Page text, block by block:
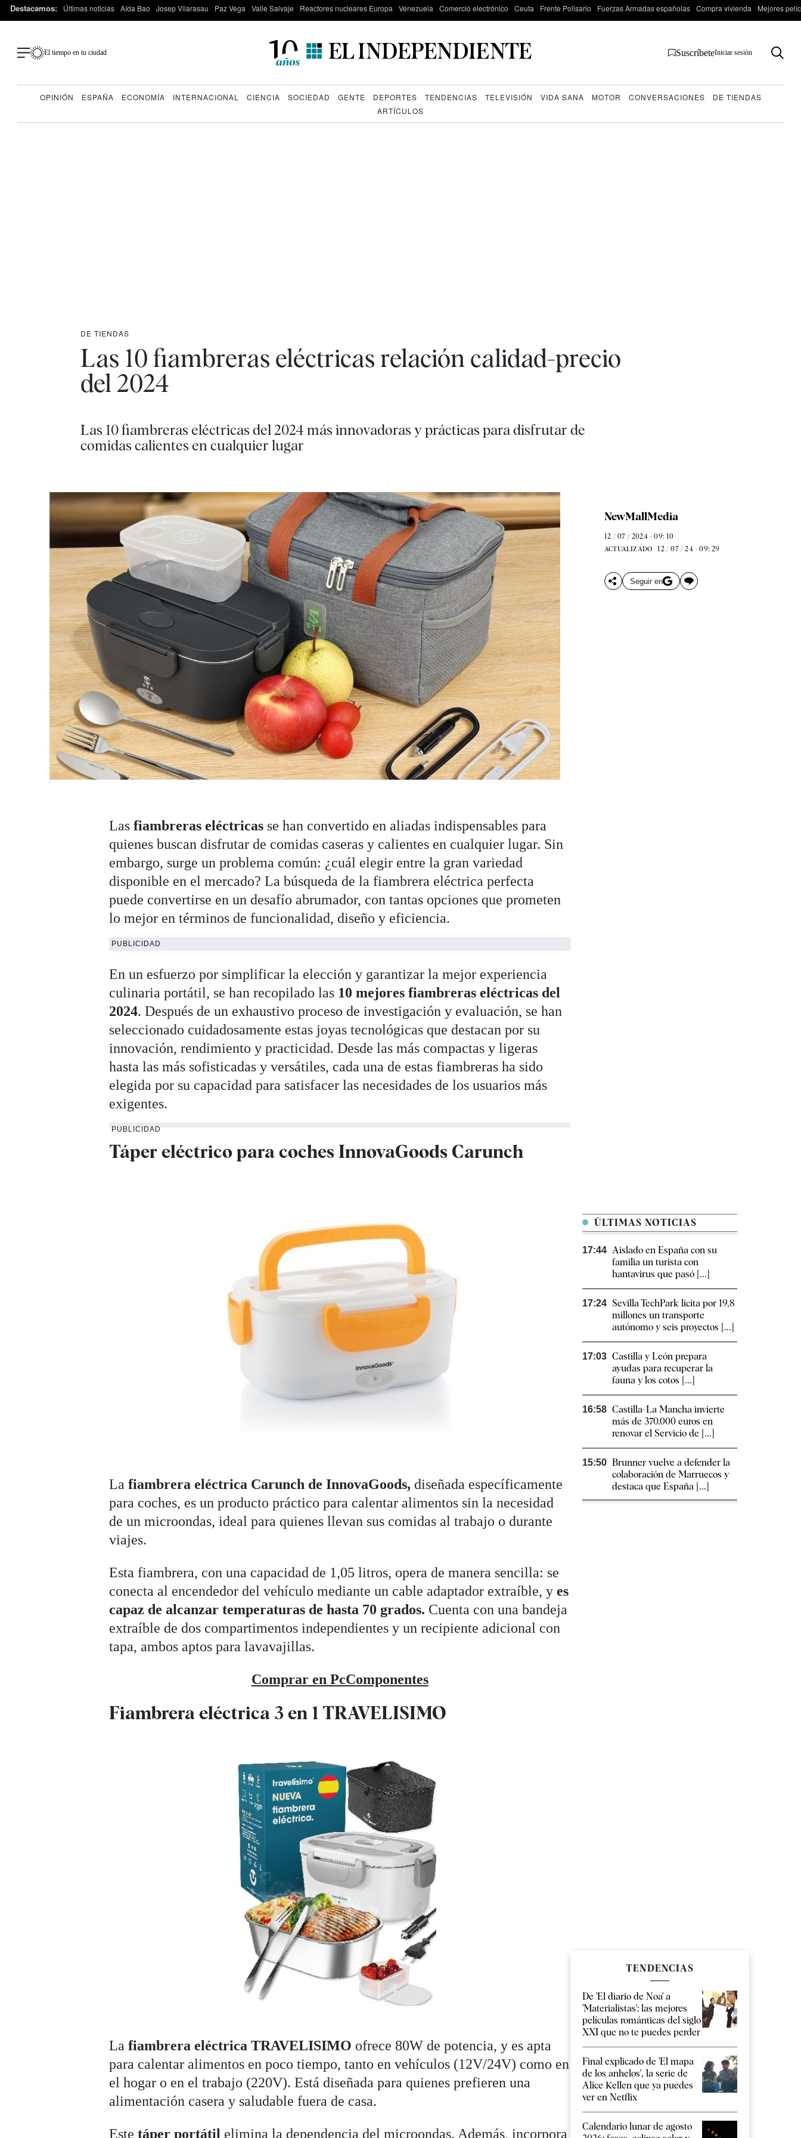
Destacamos: Últimas noticias Aída Bao Josep Vilarasau Paz Vega Valle Salvaje Reactores nucleares Europa Venezuela Comercio electrónico Ceuta Frente Polisario Fuerzas Armadas españolas Compra vivienda Mejores
El tiempo en tu ciudad SuscríbeteIniciar sesión
OPINIÓN ESPAÑA ECONOMÍA INTERNACIONAL CIENCIA SOCIEDAD GENTE DEPORTES TENDENCIAS TELEVISIÓN VIDA SANA MOTOR CONVERSACIONES
DE TIENDAS
ARTÍCULOS
DE TIENDAS
Las 10 fiambreras eléctricas relación calidad-precio
del 2024
Las 10 fiambreras eléctricas del 2024 más innovadoras y prácticas para disfrutar de
comidas calientes en cualquier lugar
NewMallMedia
12 / 07 / 2024 - 09: 10
ACTUALIZADO 12 / 07 / 24 - 09: 29
Seguir en
Lasfiambreras eléctricas se han convertido en aliadas indispensables para
quienes buscan disfrutar de comidas caseras y calientes en cualquier lugar. Sin
embargo, surge un problema común: ¿cuál elegir entre la gran variedad
disponible en el mercado? La búsqueda de la fiambrera eléctrica perfecta
puede convertirse en un desafío abrumador, con tantas opciones que prometen
lo mejor en términos de funcionalidad, diseño y eficiencia.
PUBLICIDAD
En un esfuerzo por simplificar la elección y garantizar la mejor experiencia
culinaria portátil, se han recopilado las 10 mejores fiambreras eléctricas del
2024. Después de un exhaustivo proceso de investigación y evaluación, se han
seleccionado cuidadosamente estas joyas tecnológicas que destacan por su
innovación, rendimiento y practicidad. Desde las más compactas y ligeras
hasta las más sofisticadas y versátiles, cada una de estas fiambreras ha sido
elegida por su capacidad para satisfacer las necesidades de los usuarios más
exigentes.
PUBLICIDAD
Táper eléctrico para coches InnovaGoods Carunch
Lafiambrera eléctrica Carunch de InnovaGoods, diseñada específicamente
para coches, es un producto práctico para calentar alimentos sin la necesidad
de un microondas, ideal para quienes llevan sus comidas al trabajo o durante
viajes.
Esta fiambrera, con una capacidad de 1,05 litros, opera de manera sencilla: se
conecta al encendedor del vehículo mediante un cable adaptador extraíble, yes
capaz de alcanzar temperaturas de hasta 70 grados. Cuenta con una bandeja
extraíble de dos compartimentos independientes y un recipiente adicional con
tapa, ambos aptos para lavavajillas.
Comprar en PcComponentes
Fiambrera eléctrica 3 en 1 TRAVELISIMO
La fiambrera eléctrica TRAVELISIMO ofrece 80W de potencia, y es apta
para calentar alimentos en poco tiempo, tanto en vehículos (12V/24V) como en
el hogar o en el trabajo (220V). Está diseñada para quienes prefieren una
alimentación casera y saludable fuera de casa.
Estetáper portátil elimina la dependencia del microondas. Además, incorpora
ÚLTIMAS NOTICIAS
17:44 Aislado en España con su
familia un turista con
hantavirus que pasó [...]
17:24 Sevilla TechPark licita por 19,8
millones un transporte
autónomo y seis proyectos [...]
17:03 Castilla y León prepara
ayudas para recuperar la
fauna y los cotos [...]
16:58 Castilla-La Mancha invierte
más de 370.000 euros en
renovar el Servicio de [...]
15:50 Brunner vuelve a defender la
colaboración de Marruecos y
destaca que España [...]
TENDENCIAS
De 'El diario de Noa' a
'Materialistas': las mejores
películas románticas del siglo
XXI que no te puedes perder
Final explicado de 'El mapa
de los anhelos', la serie de
Alice Kellen que ya puedes
ver en Netflix
Calendario lunar de agosto